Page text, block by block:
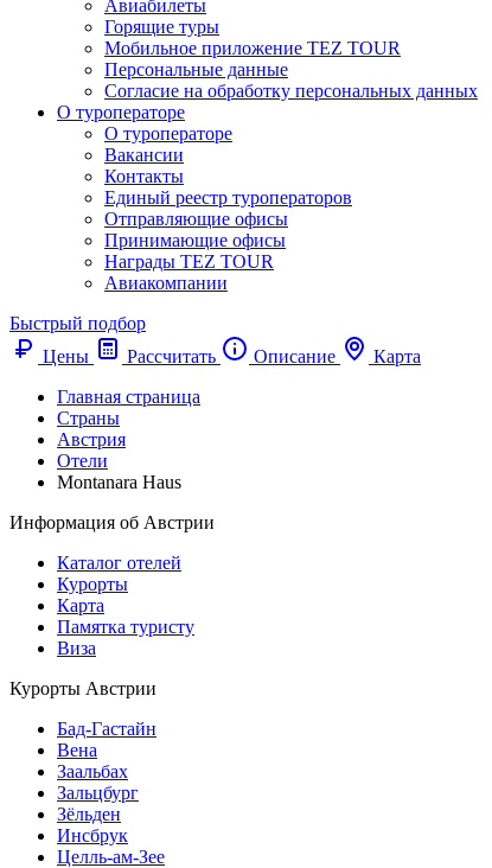
Авиабилеты
Горящие туры
Мобильное приложение TEZ TOUR
Персональные данные
Согласие на обработку персональных данных
О туроператоре
О туроператоре
Вакансии
Контакты
Единый реестр туроператоров
Отправляющие офисы
Принимающие офисы
Награды TEZ TOUR
Авиакомпании
Быстрый подбор
Цены
Рассчитать Описание
Карта
Главная страница
Cтраны
Австрия
Отели
Montanara Haus
Информация об Австрии
Каталог отелей
Курорты
Карта
Памятка туристу
Виза
Курорты Австрии
Бад-Гаcтайн
Вена
Заальбах
Зальцбург
Зёльден
Инсбрук
Целль-ам-Зее